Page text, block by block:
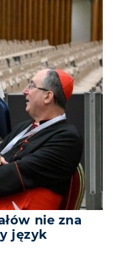
nie zna
język